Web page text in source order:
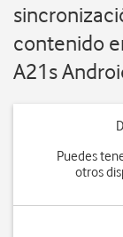
contenido
A21s
Puedes
otros